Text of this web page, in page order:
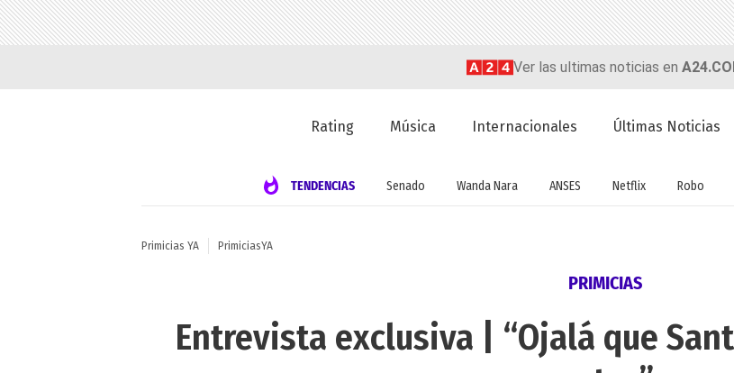
Ver las ultimas noticias en
Rating Música Internacionales Últimas Noticias
TENDENCIAS Senado Wanda Nara ANSES Netflix Robo
Primicias YA PrimiciasYA
PRIMICIAS
Entrevista exclusiva | “Ojalá que